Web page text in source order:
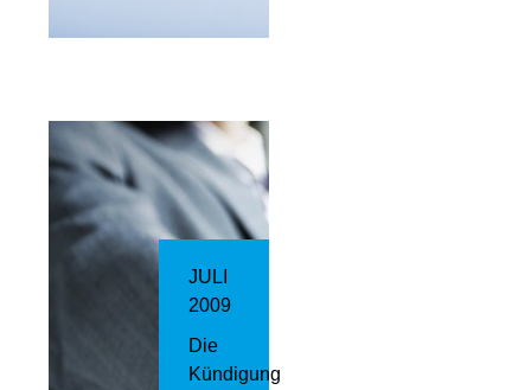
JULI
2009
Die
Kündigung